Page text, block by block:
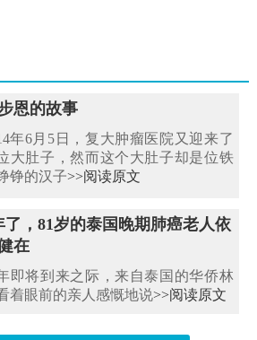
恩的故事
年6月5日，复大肿瘤医院又迎来了
大肚子，然而这个大肚子却是位铁
铮的汉子>>阅读原文
了，81岁的泰国晚期肺癌老人依
在
即将到来之际，来自泰国的华侨林
着眼前的亲人感慨地说>>阅读原文